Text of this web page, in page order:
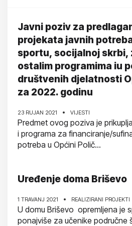
Javni poziv za
projekata javnih
sportu, socijalnoj skrbi,
ostalim programima iu
društvenih djelatnosti
za 2022. godinu
23 RUJAN 2021 VIJESTI
Predmet ovog poziva je
i programa za financiranje/
potreba u Općini Polič...
Uređenje doma Briševo
1 TRAVANJ 2021 REALIZIRANI PROJEKTI
U domu Briševo opremljena je
ponajviše za učenike područne